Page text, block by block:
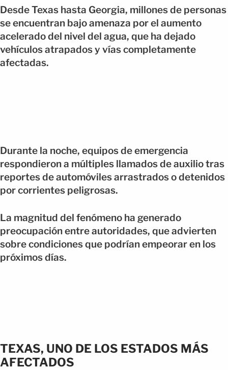
Desde Texas hasta Georgia, millones de personas
se encuentran bajo amenaza por el aumento
acelerado del nivel del agua, que ha dejado
vehículos atrapados y vías completamente
afectadas.
Durante la noche, equipos de emergencia
respondieron a múltiples llamados de auxilio tras
reportes de automóviles arrastrados o detenidos
por corrientes peligrosas.
La magnitud del fenómeno ha generado
preocupación entre autoridades, que advierten
sobre condiciones que podrían empeorar en los
próximos días.
TEXAS, UNO DE LOS ESTADOS MÁS
AFECTADOS